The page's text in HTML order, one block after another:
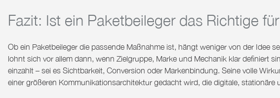
Fazit: Ist ein Paketbeileger das Richtige
Ob ein Paketbeileger die passende Maßnahme ist, hängt weniger von der Idee
lohnt sich vor allem dann, wenn Zielgruppe, Marke und Mechanik klar definiert
einzahlt – sei es Sichtbarkeit, Conversion oder Markenbindung. Seine volle
einer größeren Kommunikationsarchitektur gedacht wird, die digitale, stationäre